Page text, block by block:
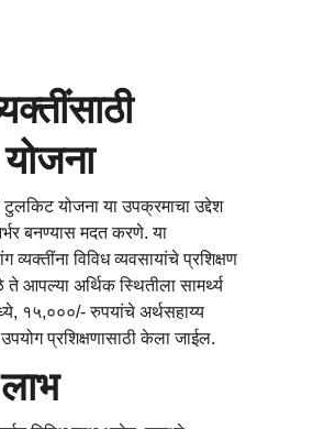
टुलकिट योजना या उपक्रमाचा उद्देश
बनण्यास मदत करणे. या
व्यक्तींना विविध व्यवसायांचे प्रशिक्षण
आपल्या अर्थिक स्थितीला सामर्थ्य
१५,०००/- रुपयांचे अर्थसहाय्य
प्रशिक्षणासाठी केला जाईल.